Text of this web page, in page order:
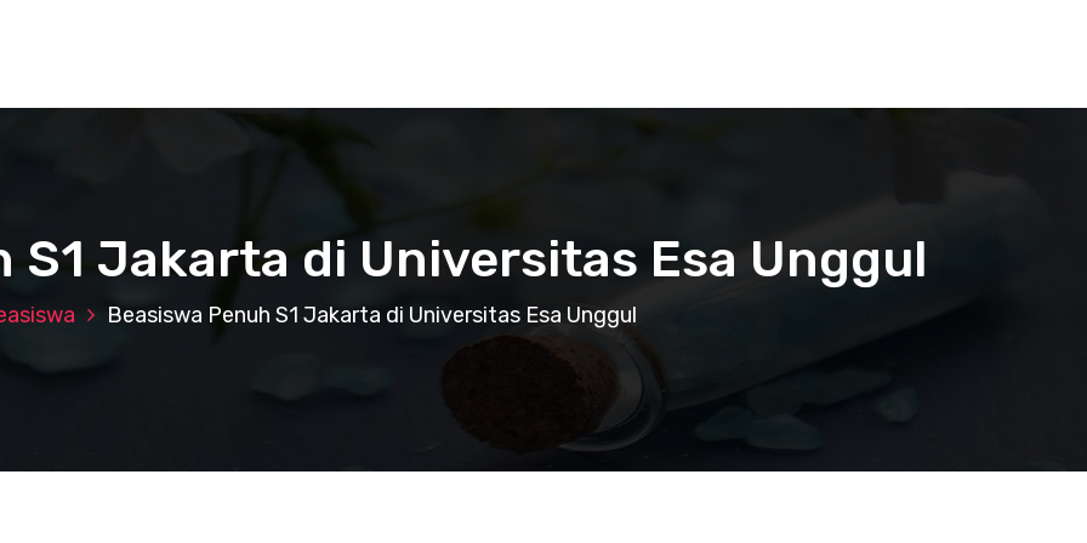
S1 Jakarta di Universitas Esa Unggul
Beasiswa Penuh S1 Jakarta di Universitas Esa Unggul